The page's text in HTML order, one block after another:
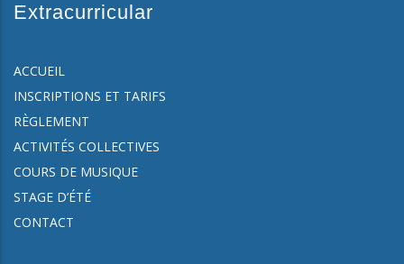
Extracurricular
ACCUEIL
INSCRIPTIONS ET TARIFS
RÈGLEMENT
ACTIVITÉS COLLECTIVES
COURS DE MUSIQUE
STAGE D’ÉTÉ
CONTACT